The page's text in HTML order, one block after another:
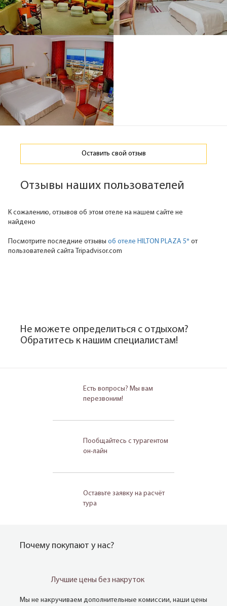
Оставить свой отзыв
Отзывы наших пользователей
К сожалению, отзывов об этом отеле на нашем сайте не
найдено
Посмотрите последние отзывы об отеле HILTON PLAZA 5* от
пользователей сайта Tripadvisor.com
Не можете определиться с отдыхом?
Обратитесь к нашим специалистам!
Есть вопросы? Мы вам
перезвоним!
Пообщайтесь с турагентом
он-лайн
Оставьте заявку на расчёт
тура
Почему покупают у нас?
Лучшие цены без накруток
Мы не накручиваем дополнительные комиссии, наши цены